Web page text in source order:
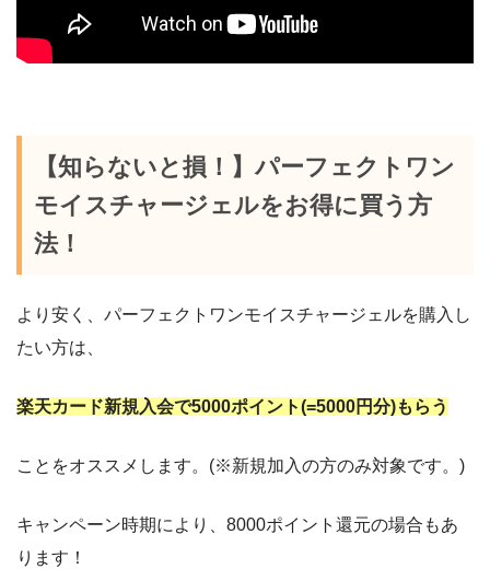
【知らないと損！】パーフェクトワン
モイスチャージェルをお得に買う方
法！
より安く、 パーフェクトワンモイスチャージェルを購入し
たい方は、
楽天カード新規入会で5000ポイント(=5000円分)もらう
ことをオススメします。(※新規加入の方のみ対象です。)
キャンペーン時期により、8000ポイント還元の場合もあ
ります！